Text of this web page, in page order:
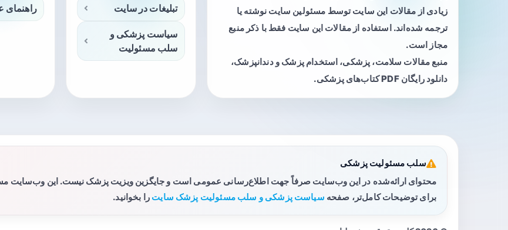
زیادی از مقالات این سایت توسط مسئولین سایت نوشته یا
ترجمه شده‌اند. استفاده از مقالات این سایت فقط با ذکر منبع
مجاز است.
منبع مقالات سلامت، پزشکی، استخدام پزشک و دندانپزشک،
دانلود رایگان PDF کتاب‌های پزشکی.
تبلیغات در سایت
سیاست پزشکی و
سلب مسئولیت
راهنمای
سلب مسئولیت پزشکی
محتوای ارائه‌شده در این وب‌سایت صرفاً جهت اطلاع‌رسانی عمومی است و جایگزین ویزیت پزشک نیست. این وب‌سایت
برای توضیحات کامل‌تر، صفحه سیاست پزشکی و سلب مسئولیت پزشک سایت را بخوانید.